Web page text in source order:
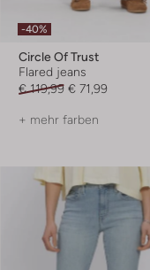
-40%
Circle Of Trust
Flared jeans
€ 119,99 € 71,99
+ mehr farben